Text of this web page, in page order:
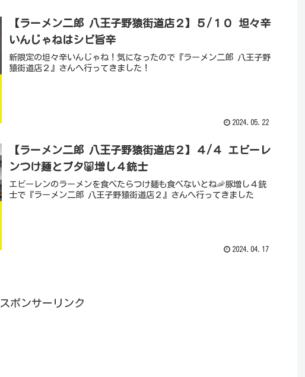
【ラーメン二郎 八王子野猿街道店２】５/１０ 坦々辛
いんじゃねはシビ旨辛
新限定の坦々辛いんじゃね！気になったので『ラーメン二郎 八王子野
猿街道店２』さんへ行ってきました！
2024.05.22
【ラーメン二郎 八王子野猿街道店２】４/４ エビーレ
ンつけ麺とブタ🐷増し４銃士
エビーレンのラーメンを食べたらつけ麺も食べないとね🦐豚増し４銃
士で『ラーメン二郎 八王子野猿街道店２』さんへ行ってきました
2024.04.17
スポンサーリンク